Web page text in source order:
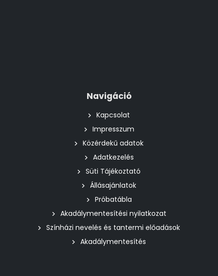
Navigáció
Kapcsolat
Impresszum
Közérdekű adatok
Adatkezelés
Süti Tájékoztató
Állásajánlatok
Próbatábla
Akadálymentesítési nyilatkozat
Színházi nevelés és tantermi előadások
Akadálymentesítés